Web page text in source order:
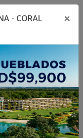
- CORAL
×